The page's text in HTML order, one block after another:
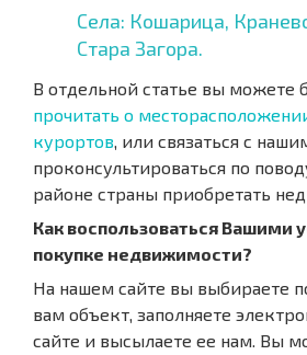
Села: Кошарица,
Стара Загора.
В отдельной статье вы можете
прочитать о
курортов, или связаться с
проконсультироваться по
районе страны приобретать
Как воспользоваться Вашими
покупке недвижимости?
На нашем сайте вы выбираете
вам объект, заполняете
сайте и высылаете ее нам. Вы